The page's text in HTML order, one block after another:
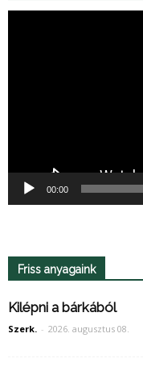
00:00
Friss anyagaink
Kilépni a bárkából
Szerk. - 2026. augusztus 08.